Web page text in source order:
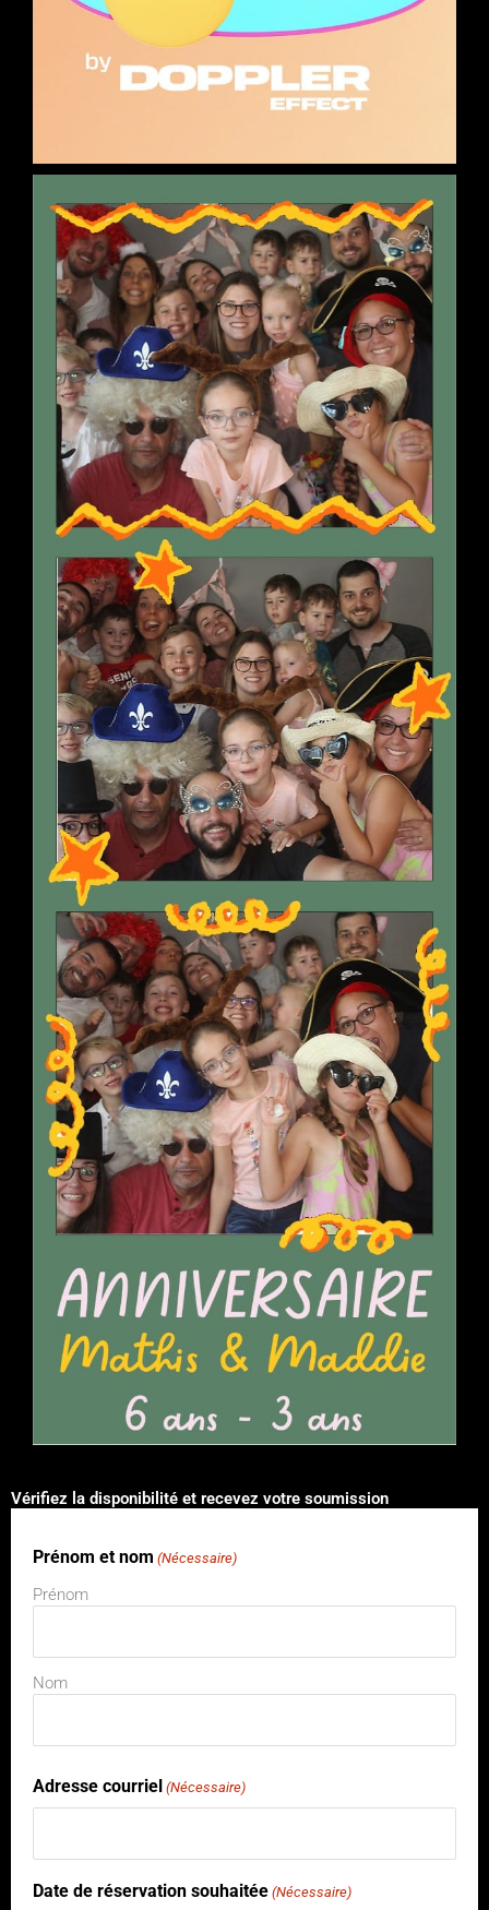
Vérifiez la disponibilité et recevez votre soumission
Prénom et nom (Nécessaire)
Prénom
Nom
Adresse courriel (Nécessaire)
Date de réservation souhaitée (Nécessaire)
JJ
barre
barre